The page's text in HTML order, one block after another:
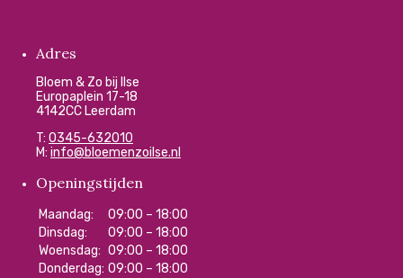
Adres
Bloem & Zo bij Ilse
Europaplein 17-18
4142CC Leerdam
T: 0345-632010
M: info@bloemenzoilse.nl
Openingstijden
Maandag:
09:00 – 18:00
Dinsdag:
09:00 – 18:00
Woensdag: 09:00 – 18:00
Donderdag: 09:00 – 18:00